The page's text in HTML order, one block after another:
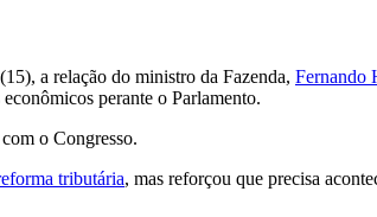
a relação do ministro da Fazenda, Fernando
perante o Parlamento.
o Congresso.
tributária, mas reforçou que precisa